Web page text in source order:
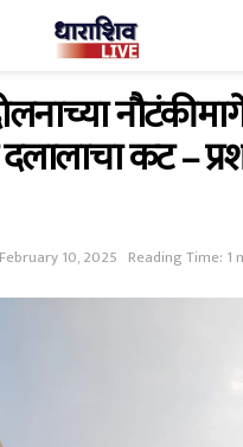
कट –
February 10, 2025 Reading Time: 1